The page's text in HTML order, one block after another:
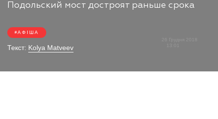
Подольский мост достроят раньше срока
АФІША
Текст: Kolya Matveev
26 Грудня 2018